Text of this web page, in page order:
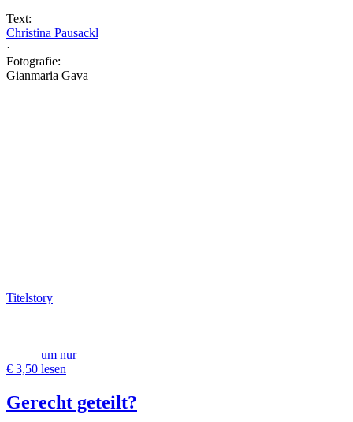
Text:
Christina Pausackl
·
Fotografie:
Gianmaria Gava
Titelstory
um nur
€ 3,50 lesen
Gerecht geteilt?